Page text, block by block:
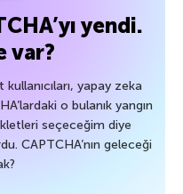
yendi.
var?
yapay zeka
o bulanık yangın
seçeceğim diye
CAPTCHA’nın geleceği